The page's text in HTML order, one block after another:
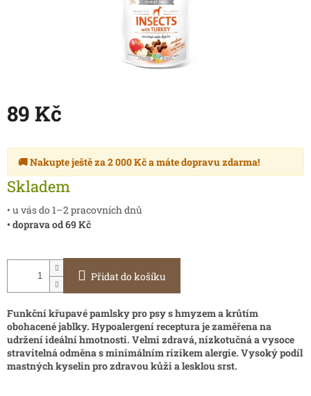
89 Kč
cena:
🚚 Nakupte ještě za2 000 Kča mátedopravu zdarma!
Skladem
• u vás do 1–2 pracovních dnů
• doprava od 69 Kč
Přidat do košíku
Funkční křupavé pamlsky pro psy s hmyzem a krůtím
obohacené jablky. Hypoalergení receptura je zaměřena na
udržení ideální hmotnosti. Velmi zdravá, nízkotučná a vysoce
stravitelná odměna s minimálním rizikem alergie. Vysoký podíl
mastných kyselin pro zdravou kůži a lesklou srst.